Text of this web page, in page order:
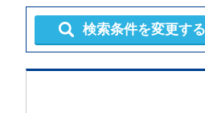
検索条件を変更する